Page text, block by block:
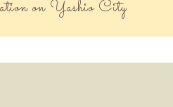
on Yashio City